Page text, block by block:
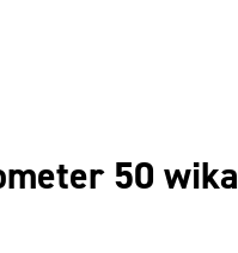
50 wika